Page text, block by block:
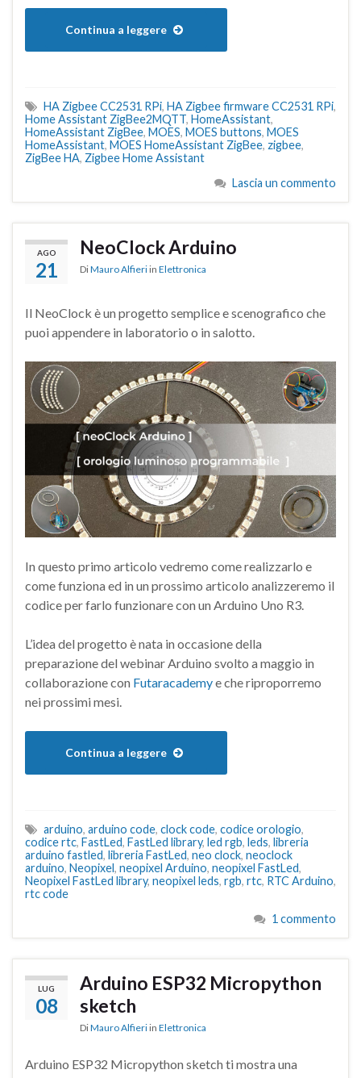
Continua a leggere
HA Zigbee CC2531 RPi, HA Zigbee firmware CC2531 RPi,
Home Assistant ZigBee2MQTT, HomeAssistant,
HomeAssistant ZigBee, MOES, MOES buttons, MOES
HomeAssistant, MOES HomeAssistant ZigBee, zigbee,
ZigBee HA, Zigbee Home Assistant
Lascia un commento
AGO
21
NeoClock Arduino
DiMauro Alfieri in Elettronica
Il NeoClock è un progetto semplice e scenografico che
puoi appendere in laboratorio o in salotto.
In questo primo articolo vedremo come realizzarlo e
come funziona ed in un prossimo articolo analizzeremo il
codice per farlo funzionare con un Arduino Uno R3.
L’idea del progetto è nata in occasione della
preparazione del webinar Arduino svolto a maggio in
collaborazione con Futaracademye che riproporremo
nei prossimi mesi.
Continua a leggere
arduino, arduino code, clock code, codice orologio,
codice rtc, FastLed, FastLed library, led rgb, leds, libreria
arduino fastled, libreria FastLed, neo clock, neoclock
arduino, Neopixel, neopixel Arduino, neopixel FastLed,
Neopixel FastLed library, neopixel leds, rgb, rtc, RTC Arduino,
rtc code
1 commento
LUG
08
Arduino ESP32 Micropython
sketch
DiMauro Alfieri in Elettronica
Arduino ESP32 Micropython sketch ti mostra una